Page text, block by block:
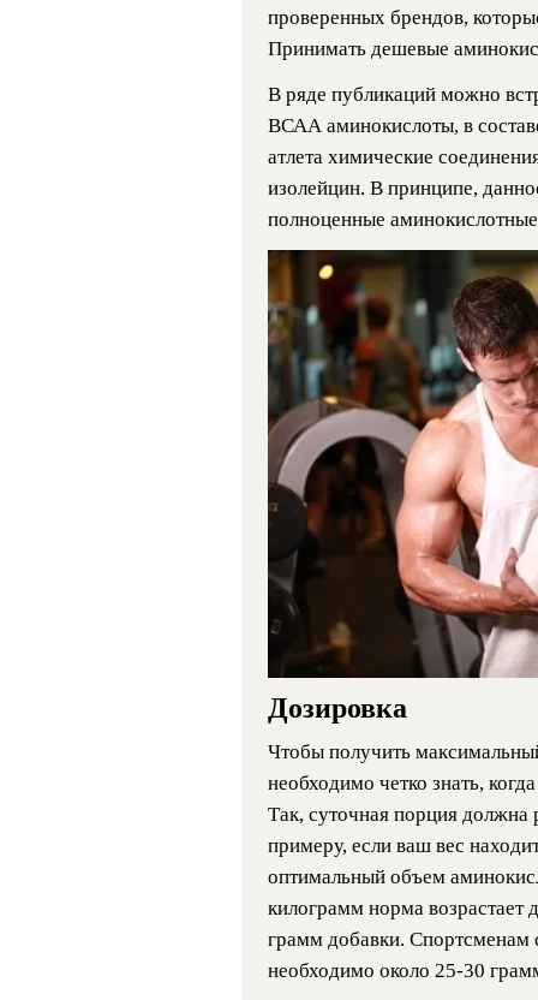
проверенных брендов,
Принимать дешевые
В ряде публикаций можно
ВСАА аминокислоты, в
атлета химические
изолейцин. В принципе,
полноценные
Дозировка
Чтобы получить
необходимо четко знать,
Так, суточная порция должна
примеру, если ваш вес
оптимальный объем
килограмм норма
грамм добавки.
необходимо около 25-30